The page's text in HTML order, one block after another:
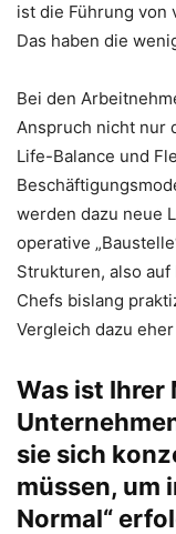
ist die Führung von
Das haben die
Bei den
Anspruch nicht nur
Life-Balance und
werden dazu neue
operative
Strukturen, also
Chefs bislang
Vergleich dazu
Was ist Ihrer
sie sich
müssen, um
Normal“